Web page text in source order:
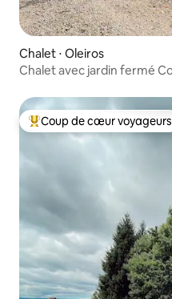
Chalet ⋅ Oleiros
Chalet avec jardin fermé
Coups de cœur voyageurs
Coup de cœur voyageurs